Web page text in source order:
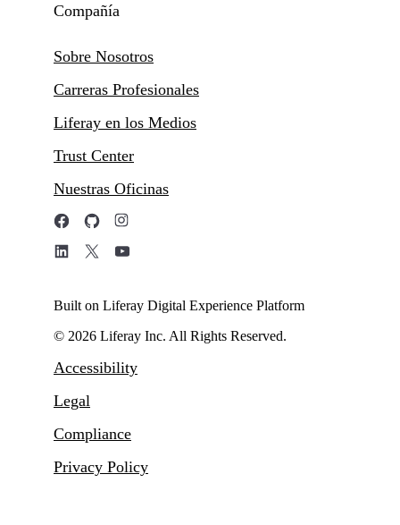
Compañía
Sobre Nosotros
Carreras Profesionales
Liferay en los Medios
Trust Center
Nuestras Oficinas
Built on Liferay Digital Experience Platform
© 2026 Liferay Inc. All Rights Reserved.
Accessibility
Legal
Compliance
Privacy Policy